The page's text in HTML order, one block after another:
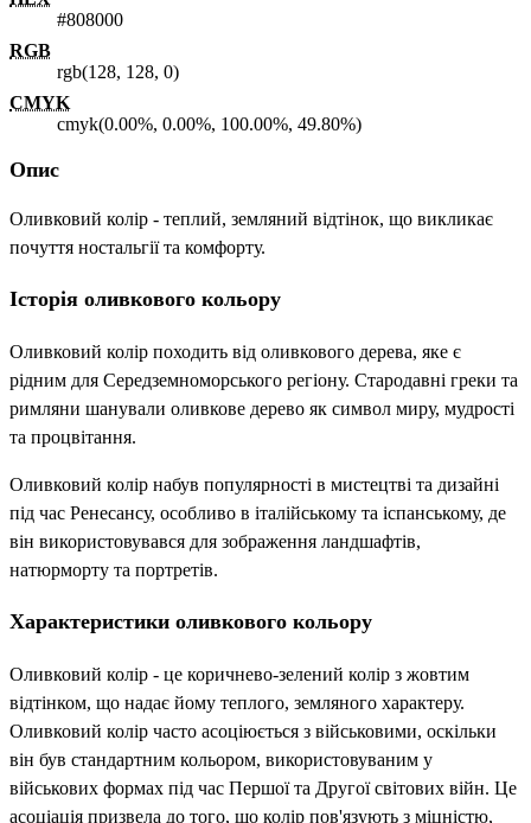
#808000
RGB
rgb(128, 128, 0)
CMYK
cmyk(0.00%, 0.00%, 100.00%, 49.80%)
Опис
Оливковий колір - теплий, земляний відтінок, що викликає
почуття ностальгії та комфорту.
Історія оливкового кольору
Оливковий колір походить від оливкового дерева, яке є
рідним для Середземноморського регіону. Стародавні греки та
римляни шанували оливкове дерево як символ миру, мудрості
та процвітання.
Оливковий колір набув популярності в мистецтві та дизайні
під час Ренесансу, особливо в італійському та іспанському, де
він використовувався для зображення ландшафтів,
натюрморту та портретів.
Характеристики оливкового кольору
Оливковий колір - це коричнево-зелений колір з жовтим
відтінком, що надає йому теплого, земляного характеру.
Оливковий колір часто асоціюється з військовими, оскільки
він був стандартним кольором, використовуваним у
військових формах під час Першої та Другої світових війн. Це
асоціація призвела до того, що колір пов'язують з міцністю,